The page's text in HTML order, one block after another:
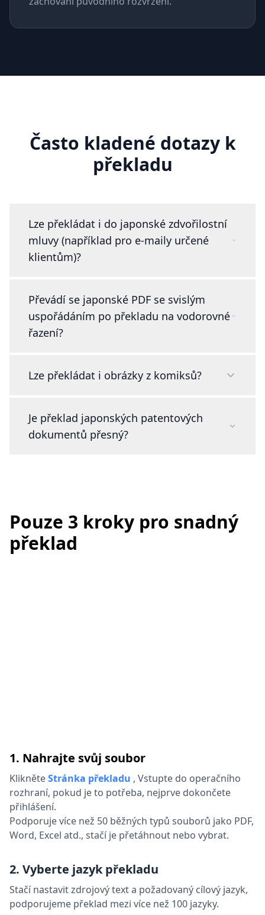
Často kladené dotazy k
překladu
Lze překládat i do japonské zdvořilostní
mluvy (například pro e-maily určené
klientům)?
Převádí se japonské PDF se svislým
uspořádáním po překladu na vodorovné
řazení?
Lze překládat i obrázky z komiksů?
Je překlad japonských patentových
dokumentů přesný?
Pouze 3 kroky pro snadný
překlad
1. Nahrajte svůj soubor
KlikněteStránka překladu , Vstupte do operačního
rozhraní, pokud je to potřeba, nejprve dokončete
přihlášení.
Podporuje více než 50 běžných typů souborů jako PDF,
Word, Excel atd., stačí je přetáhnout nebo vybrat.
2. Vyberte jazyk překladu
Stačí nastavit zdrojový text a požadovaný cílový jazyk,
podporujeme překlad mezi více než 100 jazyky.